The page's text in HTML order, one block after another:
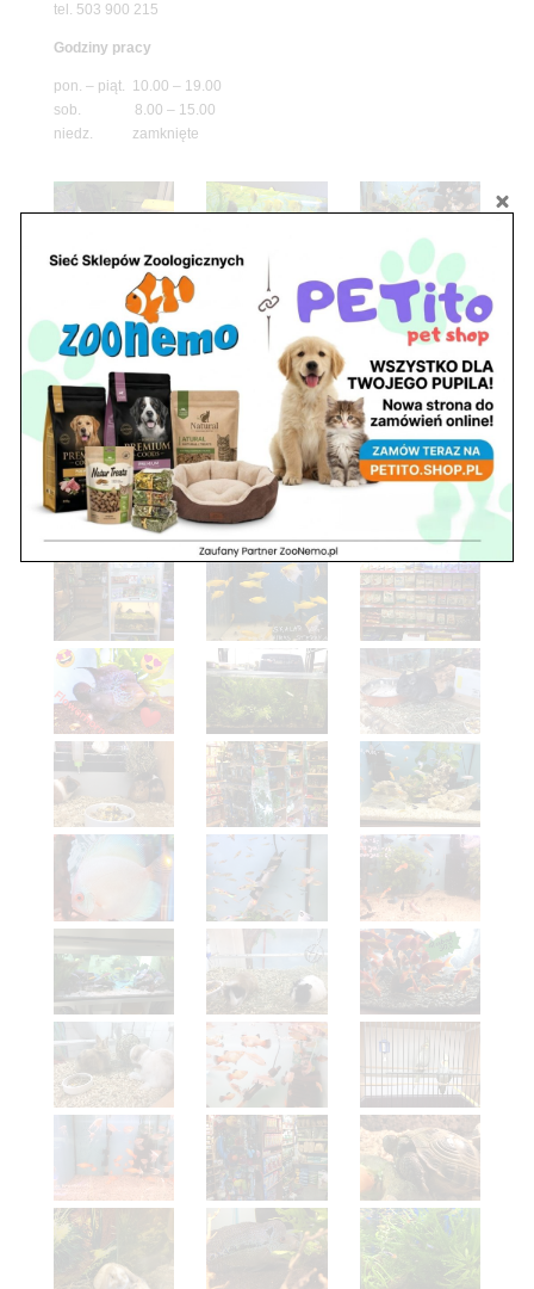
tel. 503 900 215
Godziny pracy
pon. – piąt. 10.00 – 19.00
sob. 8.00 – 15.00
niedz. zamknięte